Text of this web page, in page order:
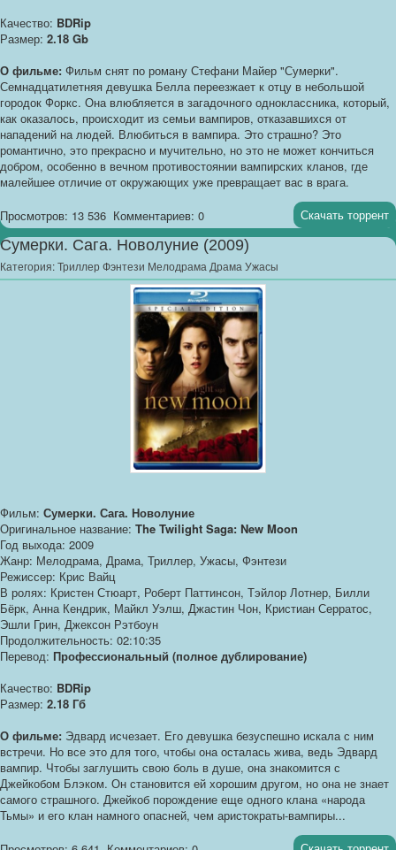
Качество: BDRip
Размер: 2.18 Gb
О фильме: Фильм снят по роману Стефани Майер "Сумерки".
Семнадцатилетняя девушка Белла переезжает к отцу в небольшой
городок Форкс. Она влюбляется в загадочного одноклассника, который,
как оказалось, происходит из семьи вампиров, отказавшихся от
нападений на людей. Влюбиться в вампира. Это страшно? Это
романтично, это прекрасно и мучительно, но это не может кончиться
добром, особенно в вечном противостоянии вампирских кланов, где
малейшее отличие от окружающих уже превращает вас в врага.
Просмотров: 13 536 Комментариев: 0 Скачать торрент
Сумерки. Сага. Новолуние (2009)
Категория:Триллер Фэнтези Мелодрама Драма Ужасы
Фильм: Сумерки. Сага. Новолуние
Оригинальное название: The Twilight Saga: New Moon
Год выхода: 2009
Жанр: Мелодрама, Драма, Триллер, Ужасы, Фэнтези
Режиссер: Крис Вайц
В ролях: Кристен Стюарт, Роберт Паттинсон, Тэйлор Лотнер, Билли
Бёрк, Анна Кендрик, Майкл Уэлш, Джастин Чон, Кристиан Серратос,
Эшли Грин, Джексон Рэтбоун
Продолжительность: 02:10:35
Перевод: Профессиональный (полное дублирование)
Качество: BDRip
Размер: 2.18 Гб
О фильме: Эдвард исчезает. Его девушка безуспешно искала с ним
встречи. Но все это для того, чтобы она осталась жива, ведь Эдвард
вампир. Чтобы заглушить свою боль в душе, она знакомится с
Джейкобом Блэком. Он становится ей хорошим другом, но она не знает
самого страшного. Джейкоб порождение еще одного клана «народа
Тьмы» и его клан намного опасней, чем аристократы-вампиры...